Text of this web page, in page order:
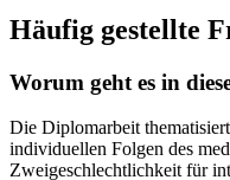
Häufig gestellte
Worum geht es in
Die Diplomarbeit
individuellen Folgen des
Zweigeschlechtlichkeit für